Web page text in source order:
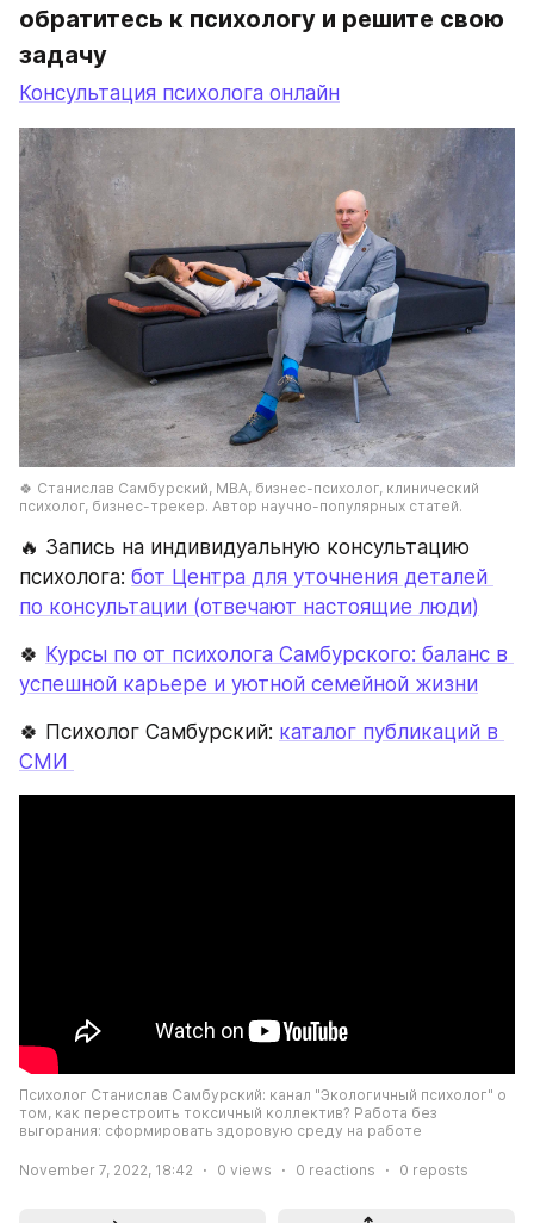
обратитесь к психологу и решите свою
задачу
Консультация психолога онлайн
🍀 Станислав Самбурский, МВА, бизнес-психолог, клинический
психолог, бизнес-трекер. Автор научно-популярных статей.
🔥 Запись на индивидуальную консультацию
психолога: бот Центра для уточнения деталей
по консультации (отвечают настоящие люди)
🍀 Курсы по от психолога Самбурского: баланс в
успешной карьере и уютной семейной жизни
🍀 Психолог Самбурский: каталог публикаций в
СМИ
Психолог Станислав Самбурский: канал "Экологичный психолог" о
том, как перестроить токсичный коллектив? Работа без
выгорания: сформировать здоровую среду на работе
November 7, 2022, 18:42 0 views 0 reactions 0 reposts